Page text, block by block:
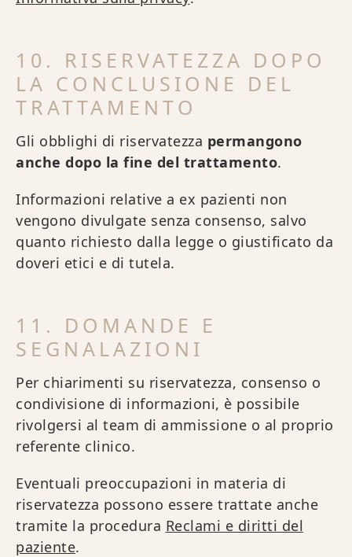
10. RISERVATEZZA DOPO
LA CONCLUSIONE DEL
TRATTAMENTO
Gli obblighi di riservatezza permangono
anche dopo la fine del trattamento.
Informazioni relative a ex pazienti non
vengono divulgate senza consenso, salvo
quanto richiesto dalla legge o giustificato da
doveri etici e di tutela.
11. DOMANDE E
SEGNALAZIONI
Per chiarimenti su riservatezza, consenso o
condivisione di informazioni, è possibile
rivolgersi al team di ammissione o al proprio
referente clinico.
Eventuali preoccupazioni in materia di
riservatezza possono essere trattate anche
tramite la procedura Reclami e diritti del
paziente.